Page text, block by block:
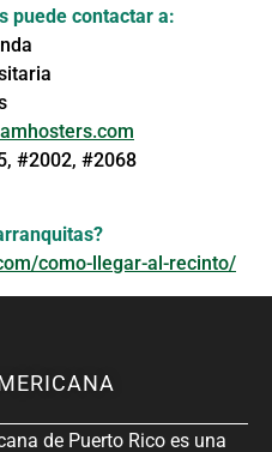
puede contactar a:
#2002, #2068
como-llegar-al-recinto/
de Puerto Rico es una